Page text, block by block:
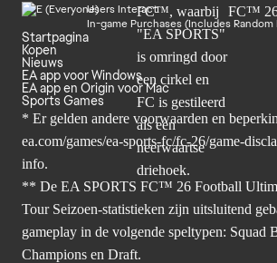
Users Interact
In-game Purchases (Includes
Startpagina
Kopen
Nieuws
EA app voor Windows
EA app en Origin voor Mac
Sports Games
* Er gelden andere voorwaarden en
ea.com/games/ea-sports-fc/fc-26/game-
info.
** De EA SPORTS FC™ 26 Football
Tour Seizoen-statistieken zijn uitsluitend
gameplay in de volgende speltypen: Squad
Champions en Draft.